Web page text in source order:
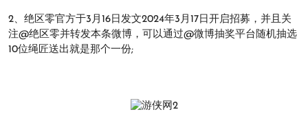
2、绝区零官方于3月16日发文2024年3月17日开启招募，并且关
注@绝区零并转发本条微博，可以通过@微博抽奖平台随机抽选
10位绳匠送出就是那个一份;